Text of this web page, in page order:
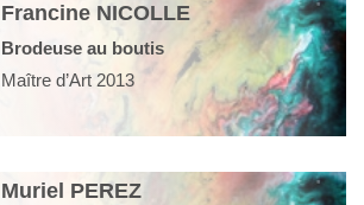
Francine NICOLLE
Brodeuse au boutis
Maître d’Art 2013
Muriel PEREZ